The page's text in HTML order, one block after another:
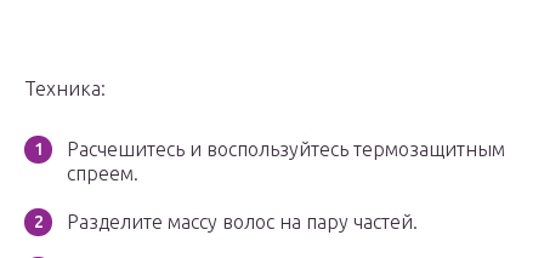
Техника:
Расчешитесь и воспользуйтесь термозащитным
спреем.
Разделите массу волос на пару частей.